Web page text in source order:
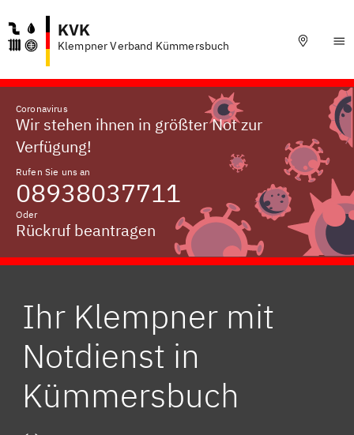
KVK
Klempner Verband Kümmersbuch
Coronavirus
Wir stehen ihnen in größter Not zur
Verfügung!
Rufen Sie uns an
08938037711
Oder
Rückruf beantragen
Ihr Klempner mit
Notdienst in
Kümmersbuch